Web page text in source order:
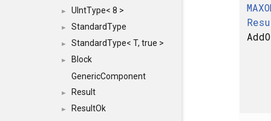
► UIntType< 8 >
► StandardType
► StandardType< T, true >
►
Block
GenericComponent
► Result
►
ResultOk